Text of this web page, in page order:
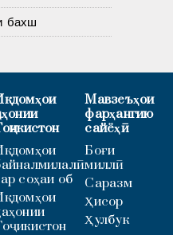
бахш
соҳаи об
Мавзеъҳои
фарҳангию
сайёҳӣ
Боғи
миллӣ
Саразм
Ҳисор
Ҳулбук